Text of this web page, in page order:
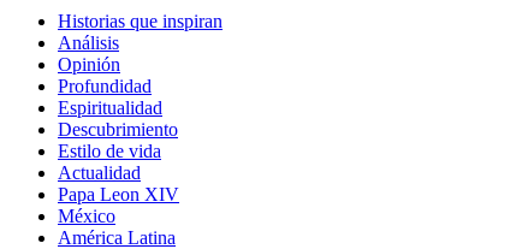
Historias que inspiran
Análisis
Opinión
Profundidad
Espiritualidad
Descubrimiento
Estilo de vida
Actualidad
Papa Leon XIV
México
América Latina